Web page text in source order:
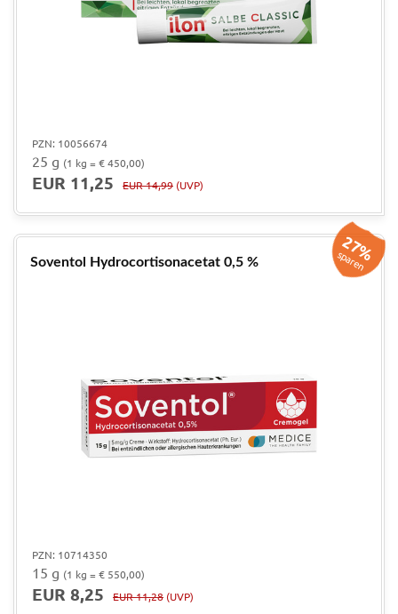
PZN: 10056674
25 g (1 kg = € 450,00)
EUR 11,25 EUR 14,99 (UVP)
Soventol Hydrocortisonacetat 0,5 % 27%
sparen
PZN: 10714350
15 g (1 kg = € 550,00)
EUR 8,25 EUR 11,28 (UVP)